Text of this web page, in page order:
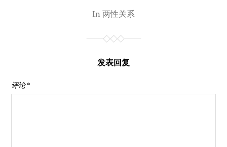
In 两性关系
发表回复
评论*